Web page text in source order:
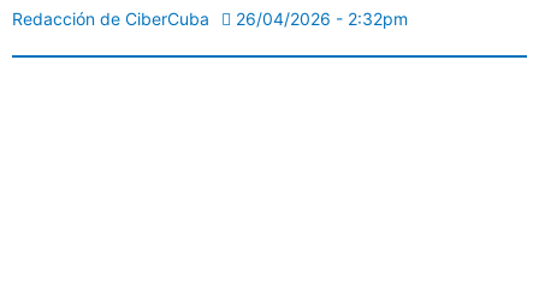
Redacción de CiberCuba 26/04/2026 - 2:32pm